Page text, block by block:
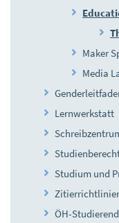
Maker
Media
Lernwerkstatt
Studium und
ÖH-